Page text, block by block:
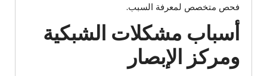
فحص متخصص لمعرفة السبب.
أسباب مشكلات الشبكية
ومركز الإبصار